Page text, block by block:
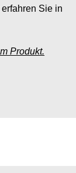
Sie in
Produkt.